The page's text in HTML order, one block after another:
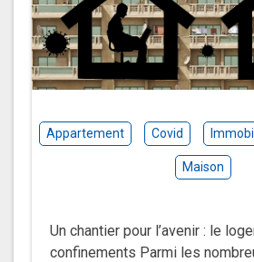
Appartement Covid
Maison
Un chantier pour l’avenir : le
confinements Parmi les